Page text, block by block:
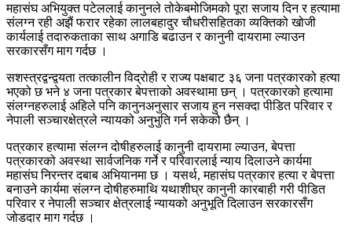
महासंघ अभियुक्त पटेललाई कानुनले तोकेबमोजिमको पूरा सजाय दिन र हत्यामा
संलग्न रही अझैं फरार रहेका लालबहादुर चौधरीसहितका व्यक्तिको खोजी
कार्यलाई तदारुकताका साथ अगाडि बढाउन र कानुनी दायरामा ल्याउन
सरकारसँग माग गर्दछ ।
सशस्त्रद्वन्द्वयता तत्कालीन विद्रोही र राज्य पक्षबाट ३६ जना पत्रकारको हत्या
भएको छ भने ४ जना पत्रकार बेपत्ताको अवस्थामा छन् । पत्रकारको हत्यामा
संलग्नहरुलाई अहिले पनि कानुनअनुसार सजाय हुन नसक्दा पीडित परिवार र
नेपाली सञ्चारक्षेत्रले न्यायको अनुभुति गर्न सकेको छैन् ।
पत्रकार हत्यामा संलग्न दोषीहरुलाई कानुनी दायरामा ल्याउन, बेपत्ता
पत्रकारको अवस्था सार्वजनिक गर्ने र परिवारलाई न्याय दिलाउने कार्यमा
महासंघ निरन्तर दबाब अभियानमा छ । यसर्थ, महासंघ पत्रकार हत्या र बेपत्ता
बनाउने कार्यमा संलग्न दोषीहरुमाथि यथाशीघ्र कानुनी कारबाही गरी पीडित
परिवार र नेपाली सञ्चार क्षेत्रलाई न्यायको अनुभूति दिलाउन सरकारसँग
जोडदार माग गर्दछ ।